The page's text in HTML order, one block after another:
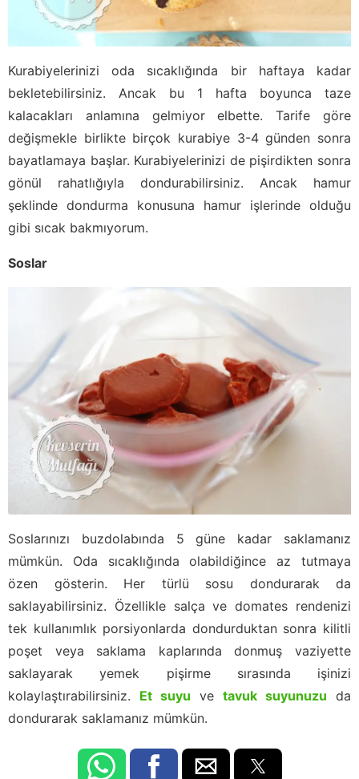
Kurabiyelerinizi oda sıcaklığında bir haftaya kadar
bekletebilirsiniz. Ancak bu 1 hafta boyunca taze
kalacakları anlamına gelmiyor elbette. Tarife göre
değişmekle birlikte birçok kurabiye 3-4 günden sonra
bayatlamaya başlar. Kurabiyelerinizi de pişirdikten sonra
gönül rahatlığıyla dondurabilirsiniz. Ancak hamur
şeklinde dondurma konusuna hamur işlerinde olduğu
gibi sıcak bakmıyorum.
Soslar
Soslarınızı buzdolabında 5 güne kadar saklamanız
mümkün. Oda sıcaklığında olabildiğince az tutmaya
özen gösterin. Her türlü sosu dondurarak da
saklayabilirsiniz. Özellikle salça ve domates rendenizi
tek kullanımlık porsiyonlarda dondurduktan sonra kilitli
poşet veya saklama kaplarında donmuş vaziyette
saklayarak yemek pişirme sırasında işinizi
kolaylaştırabilirsiniz. Et suyu ve tavuk suyunuzu da
dondurarak saklamanız mümkün.